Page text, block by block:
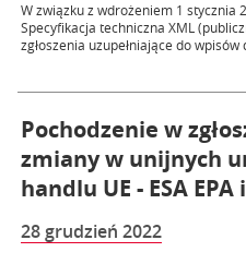
W związku z wdrożeniem 1 stycznia
Specyfikacja techniczna XML
zgłoszenia uzupełniające do wpisów
Pochodzenie w
zmiany w unijnych
handlu UE - ESA
28 grudzień 2022